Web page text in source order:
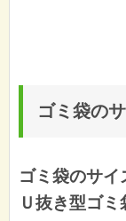
ゴミ袋の
ゴミ袋のサ
Ｕ抜き型ゴミ